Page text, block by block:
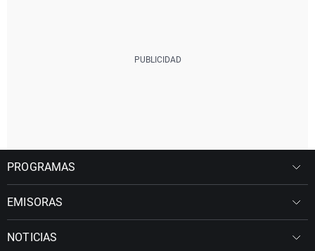
PROGRAMAS
EMISORAS
NOTICIAS